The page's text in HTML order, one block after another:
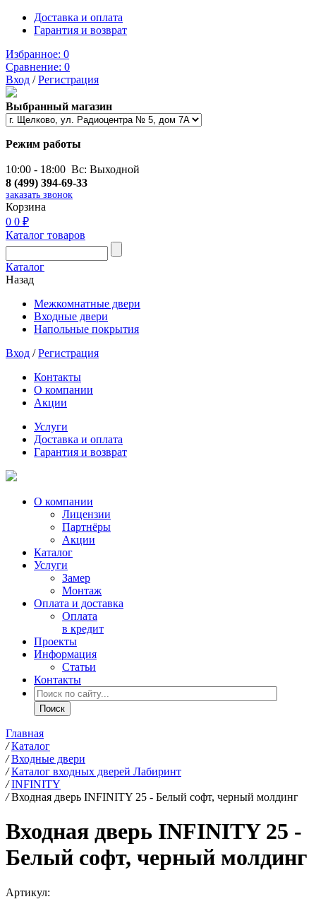
Доставка и оплата
Гарантия и возврат
Избранное: 0
Сравнение: 0
Вход /Регистрация
Выбранный магазин
Режим работы
10:00 - 18:00 Вс: Выходной
8 (499) 394-69-33
заказать звонок
Корзина
0 0 ₽
Каталог товаров
Каталог
Назад
Межкомнатные двери
Входные двери
Напольные покрытия
Вход /Регистрация
Контакты
О компании
Акции
Услуги
Доставка и оплата
Гарантия и возврат
О компании
Лицензии
Партнёры
Акции
Каталог
Услуги
Замер
Монтаж
Оплата и доставка
Оплата
в кредит
Проекты
Информация
Статьи
Контакты
Главная
/ Каталог
/ Входные двери
/ Каталог входных дверей Лабиринт
/ INFINITY
/ Входная дверь INFINITY 25 - Белый софт, черный молдинг
Входная дверь INFINITY 25 -
Белый софт, черный молдинг
Артикул: